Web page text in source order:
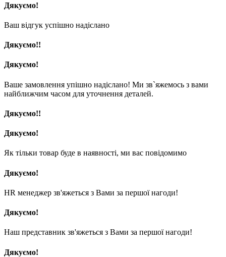
Дякуємо!
Ваш відгук успішно надіслано
Дякуємо!!
Дякуємо!
Ваше замовлення упішно надіслано! Ми зв`яжемось з вами
найближчим часом для уточнення деталей.
Дякуємо!!
Дякуємо!
Як тільки товар буде в наявності, ми вас повідомимо
Дякуємо!
HR менеджер зв'яжеться з Вами за першої нагоди!
Дякуємо!
Наш представник зв'яжеться з Вами за першої нагоди!
Дякуємо!